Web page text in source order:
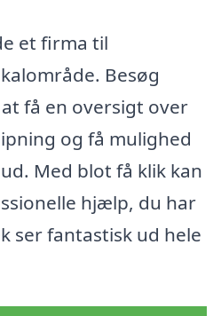
et firma til
Besøg
få en oversigt over
og få mulighed
Med blot få klik kan
hjælp, du har
ser fantastisk ud hele